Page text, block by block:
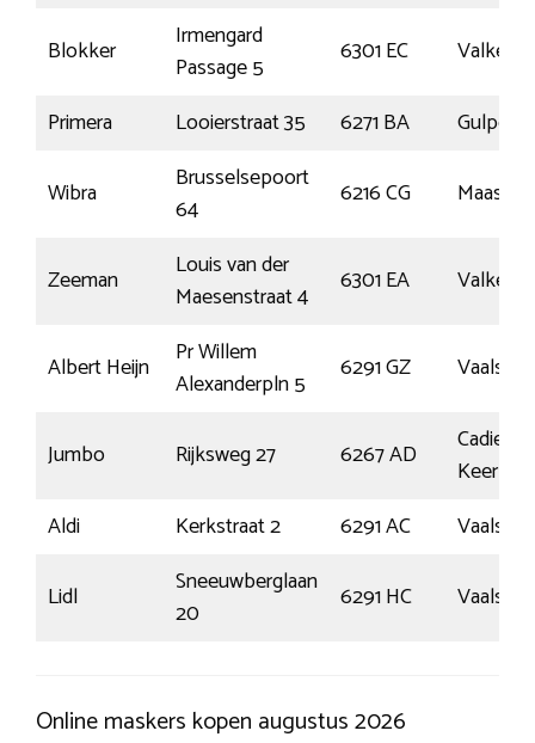
Blokker
Irmengard
Passage 5
6301 EC
Primera
Looierstraat 35 6271 BA
Gulpen
Wibra
Brusselsepoort
64
6216 CG
Zeeman
Louis van der
Maesenstraat 4
6301 EA
Albert Heijn
Pr Willem
Alexanderpln 5
6291 GZ Vaals
Jumbo Rijksweg 27 6267 AD
Cadier En
Keer
Aldi
Kerkstraat 2 6291 AC
Vaals
Lidl
Sneeuwberglaan
20
6291 HC Vaals
Online maskers kopen augustus 2026